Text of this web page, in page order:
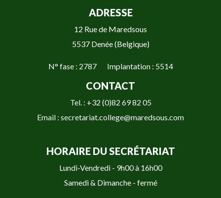
ADRESSE
12 Rue de Maredsous
5537 Denée (Belgique)
N° fase : 2787 Implantation : 5514
CONTACT
Tel. : +32 (0)82 69 82 05
Email : secretariat.college@maredsous.com
HORAIRE DU SECRÉTARIAT
Lundi-Vendredi - 9h00 à 16h00
Samedi & Dimanche - fermé